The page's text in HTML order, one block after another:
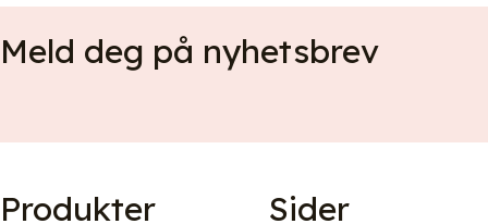
Sider
Produkter
Meld deg på nyhetsbrev